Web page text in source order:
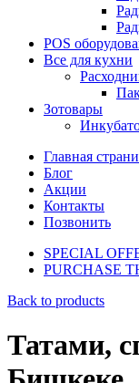
POS
Все для кухни
Зотовары
Главная
Блог
Акции
Контакты
Позвонить
SPECIAL
PURCHASE
Back to products
Татами,